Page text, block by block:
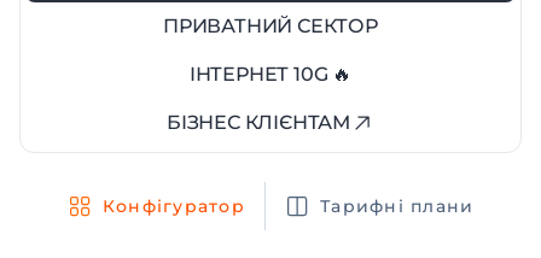
ПРИВАТНИЙ СЕКТОР
ІНТЕРНЕТ 10G 🔥
БІЗНЕС КЛІЄНТАМ
Конфігуратор Тарифні плани